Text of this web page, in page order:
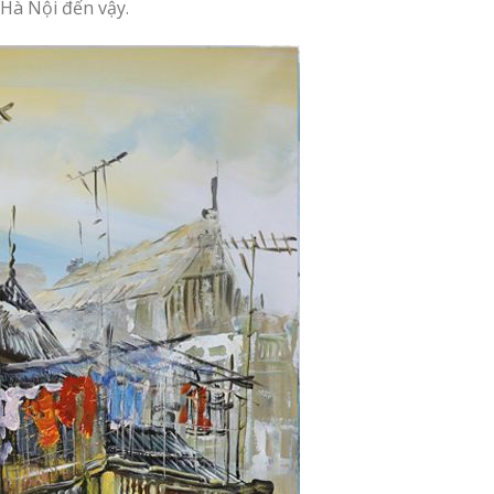
lạ khi nằm giữa phố thị đông đúc,
giàn hoa giấy tím, vàng rực rỡ ngay
xiêu đầy vẻ trầm mặc. Không quá
Nội đến vậy.